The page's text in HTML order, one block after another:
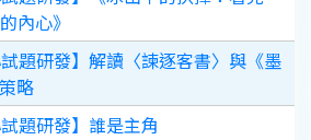
內心》
試題研發】解讀〈諫逐客書〉與《墨
略
題研發】誰是主角